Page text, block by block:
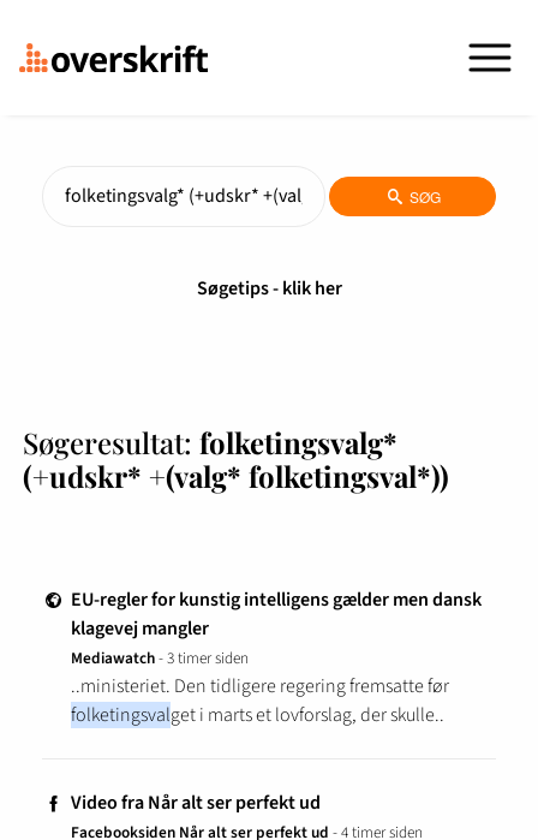
s SØG
Søgetips - klik her
Søgeresultat:folketingsvalg*
(+udskr* +(valg* folketingsval*))
g EU-regler for kunstig intelligens gælder men dansk
klagevej mangler
Mediawatch- 3 timer siden
..ministeriet. Den tidligere regering fremsatte før
folketingsvalget i marts et lovforslag, der skulle..
f Video fra Når alt ser perfekt ud
Facebooksiden Når alt ser perfekt ud - 4 timer siden